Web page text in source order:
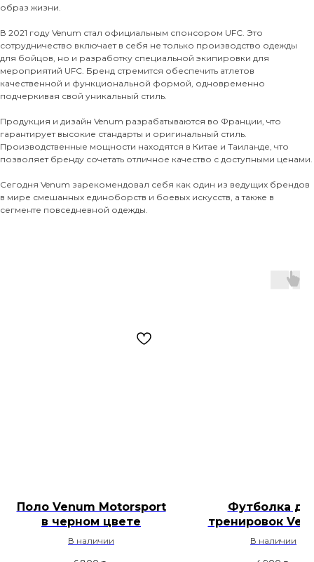
образ жизни.
В 2021 году Venum стал официальным спонсором UFC. Это
сотрудничество включает в себя не только производство одежды
для бойцов, но и разработку специальной экипировки для
мероприятий UFC. Бренд стремится обеспечить атлетов
качественной и функциональной формой, одновременно
подчеркивая свой уникальный стиль.
Продукция и дизайн Venum разрабатываются во Франции, что
гарантирует высокие стандарты и оригинальный стиль.
Производственные мощности находятся в Китае и Таиланде, что
позволяет бренду сочетать отличное качество с доступными ценами.
Сегодня Venum зарекомендовал себя как один из ведущих брендов
в мире смешанных единоборств и боевых искусств, а также в
сегменте повседневной одежды.
Поло Venum Motorsport
в черном цвете
В наличии
Футболка
тренировок
Tekken 8В наличии